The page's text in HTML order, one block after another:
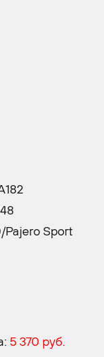
Sport
5 370 руб.